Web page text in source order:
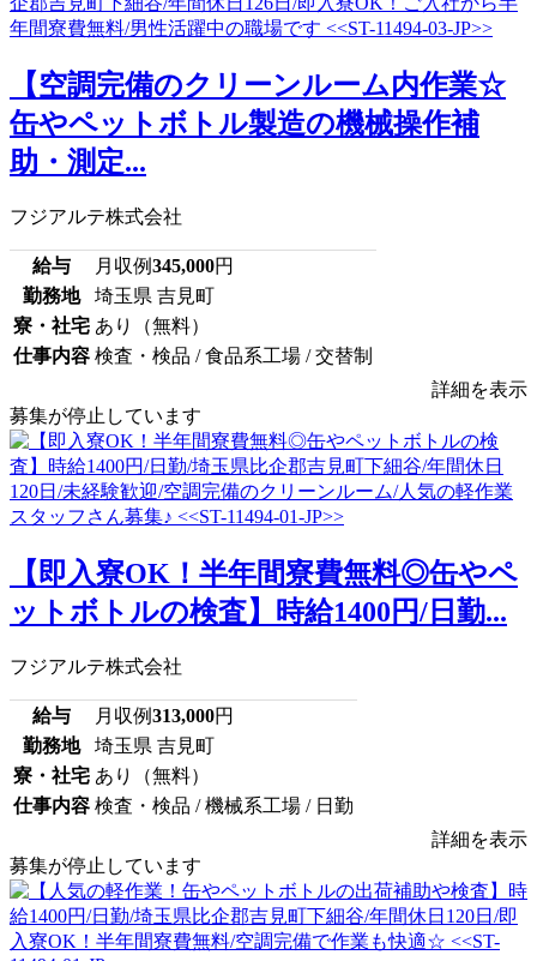
【空調完備のクリーンルーム内作業☆
缶やペットボトル製造の機械操作補
助・測定...
フジアルテ株式会社
給与 月収例345,000円
勤務地
埼玉県 吉見町
寮・社宅 あり（無料）
仕事内容 検査・検品 / 食品系工場 / 交替制
詳細を表示
募集が停止しています
【即入寮OK！半年間寮費無料◎缶やペ
ットボトルの検査】時給1400円/日勤...
フジアルテ株式会社
給与 月収例313,000円
勤務地
埼玉県 吉見町
寮・社宅 あり（無料）
仕事内容 検査・検品 / 機械系工場 / 日勤
詳細を表示
募集が停止しています